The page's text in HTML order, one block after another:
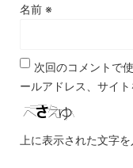
名前 ※
次回のコメントで
ールアドレス、サイト
上に表示された文字